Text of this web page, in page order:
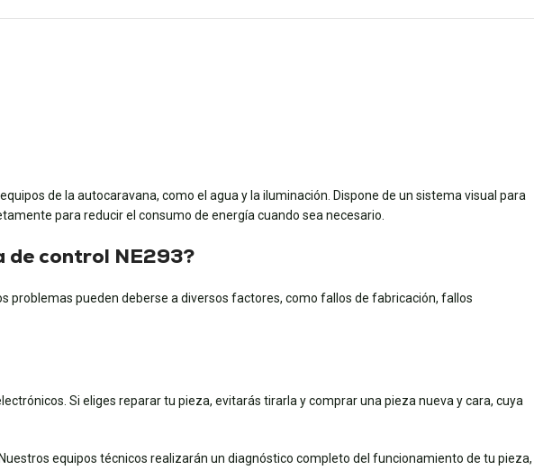
de la autocaravana, como el agua y la iluminación. Dispone de un sistema visual para
para reducir el consumo de energía cuando sea necesario.
de control NE293?
problemas pueden deberse a diversos factores, como fallos de fabricación, fallos
Si eliges reparar tu pieza, evitarás tirarla y comprar una pieza nueva y cara, cuya
equipos técnicos realizarán un diagnóstico completo del funcionamiento de tu pieza,